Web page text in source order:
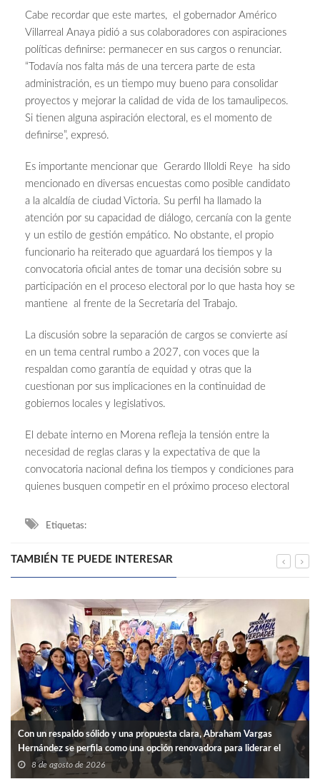
Cabe recordar que este martes, el gobernador Américo
Villarreal Anaya pidió a sus colaboradores con aspiraciones
políticas definirse: permanecer en sus cargos o renunciar.
“Todavía nos falta más de una tercera parte de esta
administración, es un tiempo muy bueno para consolidar
proyectos y mejorar la calidad de vida de los tamaulipecos.
Si tienen alguna aspiración electoral, es el momento de
definirse”, expresó.
Es importante mencionar que Gerardo Illoldi Reye ha sido
mencionado en diversas encuestas como posible candidato
a la alcaldía de ciudad Victoria. Su perfil ha llamado la
atención por su capacidad de diálogo, cercanía con la gente
y un estilo de gestión empático. No obstante, el propio
funcionario ha reiterado que aguardará los tiempos y la
convocatoria oficial antes de tomar una decisión sobre su
participación en el proceso electoral por lo que hasta hoy se
mantiene al frente de la Secretaría del Trabajo.
La discusión sobre la separación de cargos se convierte así
en un tema central rumbo a 2027, con voces que la
respaldan como garantía de equidad y otras que la
cuestionan por sus implicaciones en la continuidad de
gobiernos locales y legislativos.
El debate interno en Morena refleja la tensión entre la
necesidad de reglas claras y la expectativa de que la
convocatoria nacional defina los tiempos y condiciones para
quienes busquen competir en el próximo proceso electoral
Etiquetas:
TAMBIÉN TE PUEDE INTERESAR
Con un respaldo sólido y una propuesta clara, Abraham Vargas
Hernández se perfila como una opción renovadora para liderar el
SNTISSSTE en Tamaulipas.
8 de agosto de 2026